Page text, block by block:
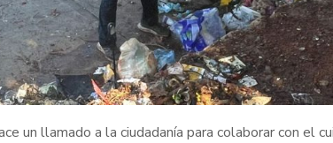
un llamado a la ciudadanía para colaborar con el